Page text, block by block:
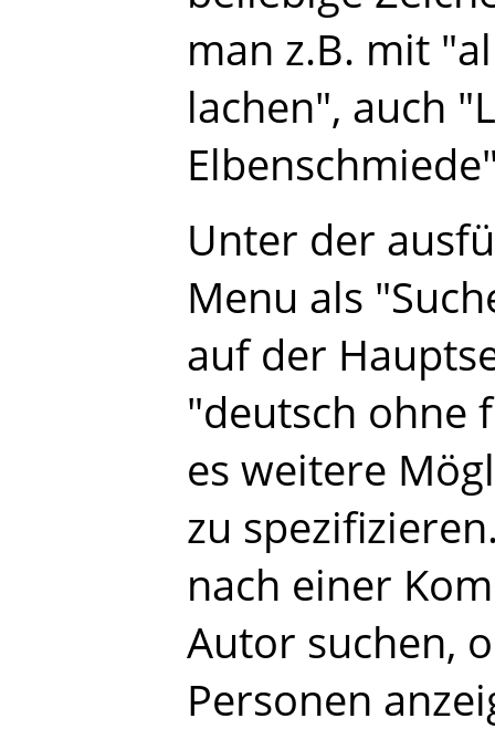
man z.B. mit
lachen", auch
Unter der
Menu als
auf der
"deutsch ohne
es weitere
zu
nach einer
Autor suchen,
Personen